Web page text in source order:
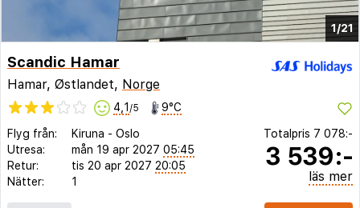
1/21
Scandic Hamar
Hamar, Østlandet, Norge
4,1 /5 9°C
Flyg från: Kiruna - Oslo
Utresa:
mån 19 apr 2027 05:45
Retur:
tis 20 apr 2027 20:05
Nätter:
1
Totalpris 7 078:-
3 539:-
läs mer